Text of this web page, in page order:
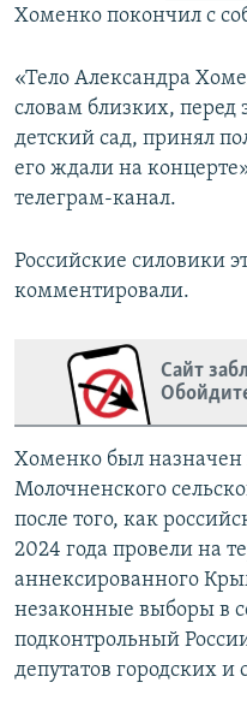
Хоменко покончил с
«Тело Александра
словам близких, перед
детский сад, принял
его ждали на
телеграм-канал.
Российские силовики
комментировали.
Сайт
Хоменко был назначен
Молочненского
после того, как
2024 года провели на
аннексированного
незаконные выборы в
подконтрольный
депутатов городских и